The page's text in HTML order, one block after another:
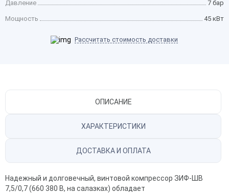
Давление 7 бар
Мощность 45 кВт
Рассчитать стоимость доставки
ОПИСАНИЕ
ХАРАКТЕРИСТИКИ
ДОСТАВКА И ОПЛАТА
Надежный и долговечный, винтовой компрессор ЗИФ-ШВ
7,5/0,7 (660 380 В, на салазках) обладает